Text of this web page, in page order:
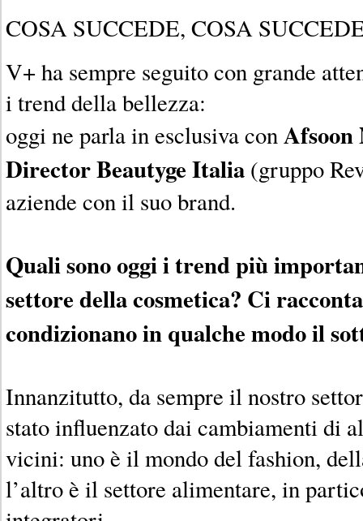
COSA SUCCEDE, COSA
V+ ha sempre seguito con grande
i trend della bellezza:
oggi ne parla in esclusiva conAfsoon
Director Beautyge Italia (gruppo
aziende con il suo brand.
Quali sono oggi i trend più
settore della cosmetica? Ci
condizionano in qualche modo il
Innanzitutto, da sempre il nostro
stato influenzato dai cambiamenti di
vicini: uno è il mondo del fashion,
l’altro è il settore alimentare, in